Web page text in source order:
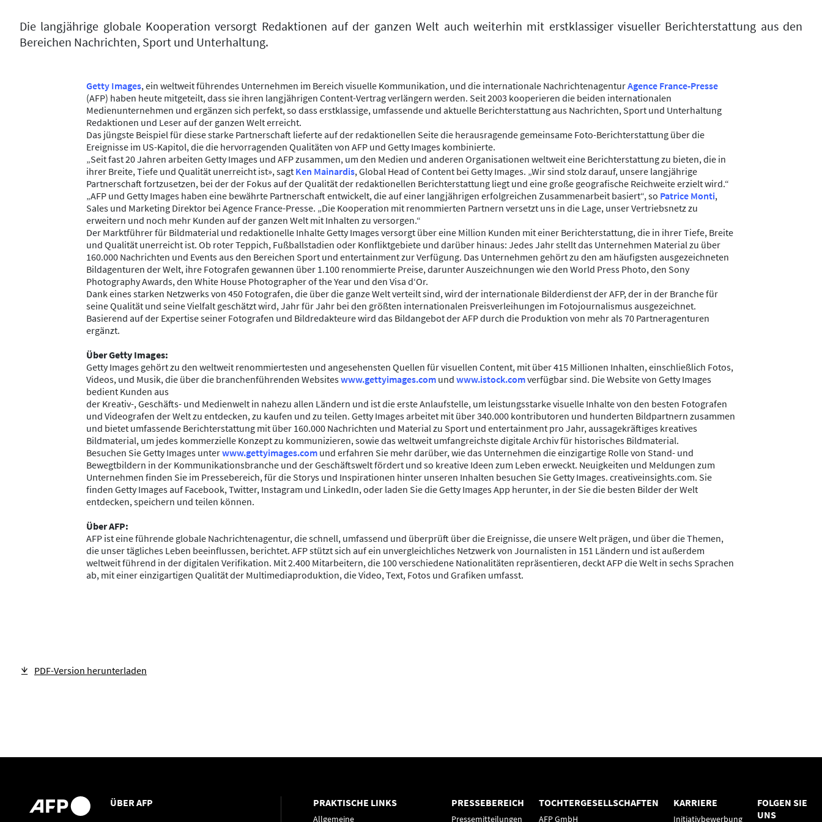
Die langjährige globale Kooperation versorgt Redaktionen auf der ganzen Welt auch weiterhin mit erstklassiger visueller Berichterstattung aus den
Bereichen Nachrichten, Sport und Unterhaltung.
Getty Images, ein weltweit führendes Unternehmen im Bereich visuelle Kommunikation, und die internationale NachrichtenagenturAgence France-Presse
(AFP) haben heute mitgeteilt, dass sie ihren langjährigen Content-Vertrag verlängern werden. Seit 2003 kooperieren die beiden internationalen
Medienunternehmen und ergänzen sich perfekt, so dass erstklassige, umfassende und aktuelle Berichterstattung aus Nachrichten, Sport und Unterhaltung
Redaktionen und Leser auf der ganzen Welt erreicht.
Das jüngste Beispiel für diese starke Partnerschaft lieferte auf der redaktionellen Seite die herausragende gemeinsame Foto-Berichterstattung über die
Ereignisse im US-Kapitol, die die hervorragenden Qualitäten von AFP und Getty Images kombinierte.
„Seit fast 20 Jahren arbeiten Getty Images und AFP zusammen, um den Medien und anderen Organisationen weltweit eine Berichterstattung zu bieten, die in
ihrer Breite, Tiefe und Qualität unerreicht ist», sagt Ken Mainardis, Global Head of Content bei Getty Images. „Wir sind stolz darauf, unsere langjährige
Partnerschaft fortzusetzen, bei der der Fokus auf der Qualität der redaktionellen Berichterstattung liegt und eine große geografische Reichweite erzielt wird.“
„AFP und Getty Images haben eine bewährte Partnerschaft entwickelt, die auf einer langjährigen erfolgreichen Zusammenarbeit basiert“, so Patrice Monti,
Sales und Marketing Direktor bei Agence France-Presse. „Die Kooperation mit renommierten Partnern versetzt uns in die Lage, unser Vertriebsnetz zu
erweitern und noch mehr Kunden auf der ganzen Welt mit Inhalten zu versorgen.“
Der Marktführer für Bildmaterial und redaktionelle Inhalte Getty Images versorgt über eine Million Kunden mit einer Berichterstattung, die in ihrer Tiefe, Breite
und Qualität unerreicht ist. Ob roter Teppich, Fußballstadien oder Konfliktgebiete und darüber hinaus: Jedes Jahr stellt das Unternehmen Material zu über
160.000 Nachrichten und Events aus den Bereichen Sport und entertainment zur Verfügung. Das Unternehmen gehört zu den am häufigsten ausgezeichneten
Bildagenturen der Welt, ihre Fotografen gewannen über 1.100 renommierte Preise, darunter Auszeichnungen wie den World Press Photo, den Sony
Photography Awards, den White House Photographer of the Year und den Visa d‘Or.
Dank eines starken Netzwerks von 450 Fotografen, die über die ganze Welt verteilt sind, wird der internationale Bilderdienst der AFP, der in der Branche für
seine Qualität und seine Vielfalt geschätzt wird, Jahr für Jahr bei den größten internationalen Preisverleihungen im Fotojournalismus ausgezeichnet.
Basierend auf der Expertise seiner Fotografen und Bildredakteure wird das Bildangebot der AFP durch die Produktion von mehr als 70 Partneragenturen
ergänzt.
Über Getty Images:
Getty Images gehört zu den weltweit renommiertesten und angesehensten Quellen für visuellen Content, mit über 415 Millionen Inhalten, einschließlich Fotos,
Videos, und Musik, die über die branchenführenden Websiteswww.gettyimages.comund www.istock.comverfügbar sind. Die Website von Getty Images
bedient Kunden aus
der Kreativ-, Geschäfts- und Medienwelt in nahezu allen Ländern und ist die erste Anlaufstelle, um leistungsstarke visuelle Inhalte von den besten Fotografen
und Videografen der Welt zu entdecken, zu kaufen und zu teilen. Getty Images arbeitet mit über 340.000 kontributoren und hunderten Bildpartnern zusammen
und bietet umfassende Berichterstattung mit über 160.000 Nachrichten und Material zu Sport und entertainment pro Jahr, aussagekräftiges kreatives
Bildmaterial, um jedes kommerzielle Konzept zu kommunizieren, sowie das weltweit umfangreichste digitale Archiv für historisches Bildmaterial.
Besuchen Sie Getty Images unterwww.gettyimages.comund erfahren Sie mehr darüber, wie das Unternehmen die einzigartige Rolle von Stand- und
Bewegtbildern in der Kommunikationsbranche und der Geschäftswelt fördert und so kreative Ideen zum Leben erweckt. Neuigkeiten und Meldungen zum
Unternehmen finden Sie im Pressebereich, für die Storys und Inspirationen hinter unseren Inhalten besuchen Sie Getty Images. creativeinsights.com. Sie
finden Getty Images auf Facebook, Twitter, Instagram und LinkedIn, oder laden Sie die Getty Images App herunter, in der Sie die besten Bilder der Welt
entdecken, speichern und teilen können.
Über AFP:
AFP ist eine führende globale Nachrichtenagentur, die schnell, umfassend und überprüft über die Ereignisse, die unsere Welt prägen, und über die Themen,
die unser tägliches Leben beeinflussen, berichtet. AFP stützt sich auf ein unvergleichliches Netzwerk von Journalisten in 151 Ländern und ist außerdem
weltweit führend in der digitalen Verifikation. Mit 2.400 Mitarbeitern, die 100 verschiedene Nationalitäten repräsentieren, deckt AFP die Welt in sechs Sprachen
ab, mit einer einzigartigen Qualität der Multimediaproduktion, die Video, Text, Fotos und Grafiken umfasst.
PDF-Version herunterladen
ÜBER AFP PRAKTISCHE LINKS
Allgemeine
PRESSEBEREICH
Pressemitteilungen
TOCHTERGESELLSCHAFTEN
AFP GmbH
KARRIERE
Initiativbewerbung
FOLGEN SIE
UNS